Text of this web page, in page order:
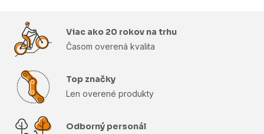
Viac ako 20 rokov na trhu
Časom overená kvalita
Top značky
Len overené produkty
Odborný personál